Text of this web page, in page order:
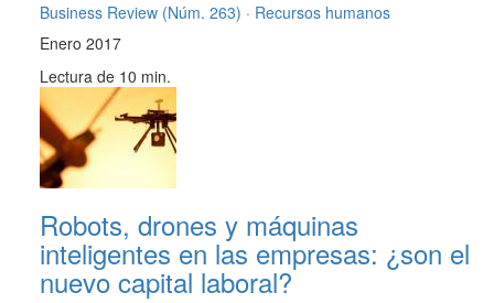
Business Review (Núm. 263) · Recursos humanos
Enero 2017
Lectura de 10 min.
Robots, drones y máquinas
inteligentes en las empresas: ¿son el
nuevo capital laboral?